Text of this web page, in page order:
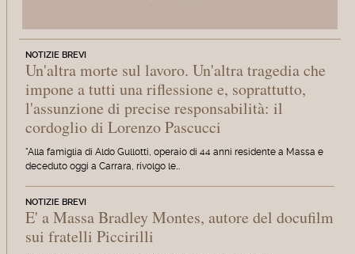
NOTIZIE BREVI
Un'altra morte sul lavoro. Un'altra tragedia che
impone a tutti una riflessione e, soprattutto,
l'assunzione di precise responsabilità: il
cordoglio di Lorenzo Pascucci
"Alla famiglia di Aldo Gullotti, operaio di 44 anni residente a Massa e
deceduto oggi a Carrara, rivolgo le…
NOTIZIE BREVI
E' a Massa Bradley Montes, autore del docufilm
sui fratelli Piccirilli